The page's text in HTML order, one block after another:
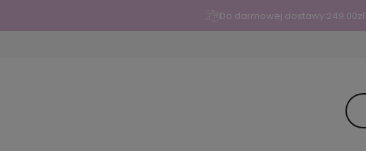
Do darmowej dostawy:249.00zł